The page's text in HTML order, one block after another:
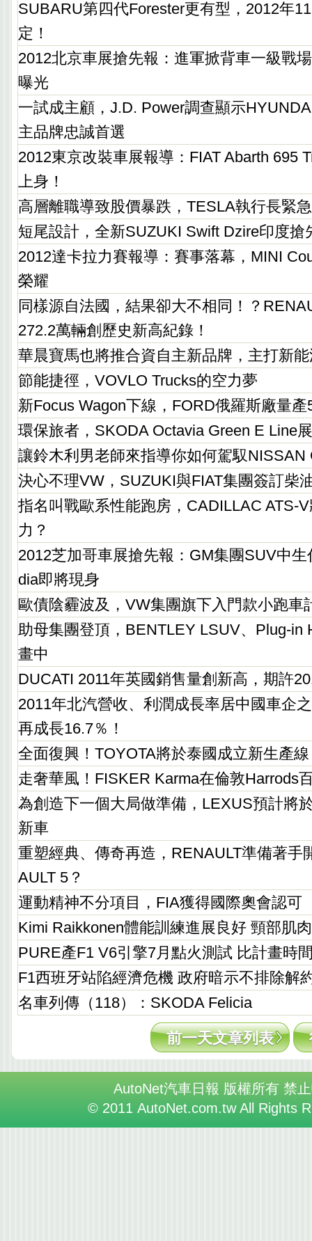
SUBARU第四代Forester更有型，2012年
定！
2012北京車展搶先報：進軍掀背車一級戰
曝光
一試成主顧，J.D. Power調查顯示
主品牌忠誠首選
2012東京改裝車展報導：FIAT Abarth 695
上身！
高層離職導致股價暴跌，TESLA執行長緊
短尾設計，全新SUZUKI Swift Dzire印度搶
2012達卡拉力賽報導：賽事落幕，MINI
榮耀
同樣源自法國，結果卻大不相同！？
272.2萬輛創歷史新高紀錄！
華晨寶馬也將推合資自主新品牌，主打新
節能捷徑，VOVLO Trucks的空力夢
新Focus Wagon下線，FORD俄羅斯廠量產
環保旅者，SKODA Octavia Green E Line
讓鈴木利男老師來指導你如何駕馭NISSAN
決心不理VW，SUZUKI與FIAT集團簽訂柴
指名叫戰歐系性能跑房，CADILLAC ATS-
力？
2012芝加哥車展搶先報：GM集團SUV中
dia即將現身
歐債陰霾波及，VW集團旗下入門款小跑車
助母集團登頂，BENTLEY LSUV、Plug-in
畫中
DUCATI 2011年英國銷售量創新高，期許
2011年北汽營收、利潤成長率居中國車企
再成長16.7％！
全面復興！TOYOTA將於泰國成立新生產線
走奢華風！FISKER Karma在倫敦Harrods
為創造下一個大局做準備，LEXUS預計將
新車
重塑經典、傳奇再造，RENAULT準備著手
AULT 5？
運動精神不分項目，FIA獲得國際奧會認可
Kimi Raikkonen體能訓練進展良好 頸部肌
PURE產F1 V6引擎7月點火測試 比計畫時
F1西班牙站陷經濟危機 政府暗示不排除解
名車列傳（118）：SKODA Felicia
前一天文章列表
AutoNet汽車日報 版權所有 禁
© 2011 AutoNet.com.tw All Rights